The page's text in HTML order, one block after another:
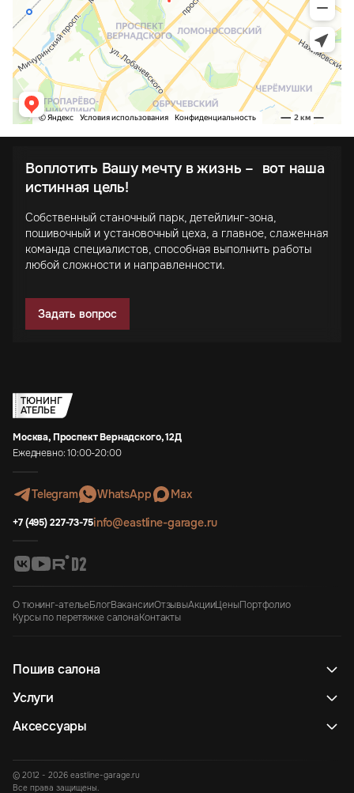
Воплотить Вашу мечту в жизнь – вот наша
истинная цель!
Собственный станочный парк, детейлинг-зона,
пошивочный и установочный цеха, а главное, слаженная
команда специалистов, способная выполнить работы
любой сложности и направленности.
Задать вопрос
ТЮНИНГ
АТЕЛЬЕ
Москва, Проспект Вернадского, 12Д
Ежедневно: 10:00-20:00
Telegram WhatsApp Max
+7 (495) 227-73-75info@eastline-garage.ru
О тюнинг-ательеБлогВакансииОтзывыАкцииЦеныПортфолио
Курсы по перетяжке салонаКонтакты
Пошив салона
Услуги
Аксессуары
© 2012 - 2026 eastline-garage.ru
Все права защищены.